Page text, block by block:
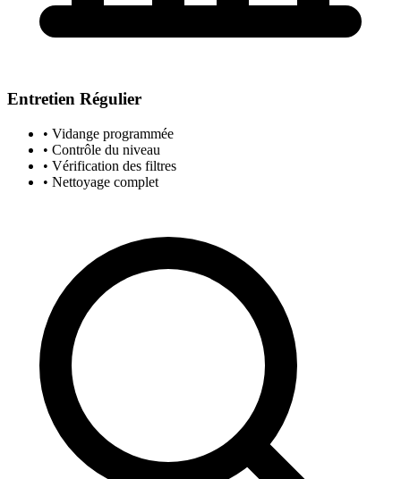
Entretien Régulier
• Vidange programmée
• Contrôle du niveau
• Vérification des filtres
• Nettoyage complet